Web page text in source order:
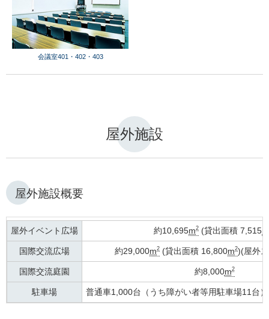
会議室401・402・403
屋外施設
屋外施設概要
屋外イベント広場 約10,695m2 (貸出面積 7,515
国際交流広場 約29,000m2 (貸出面積 16,800m2)(屋外
国際交流庭園 約8,000m2
駐車場 普通車1,000台（うち障がい者等用駐車場11台